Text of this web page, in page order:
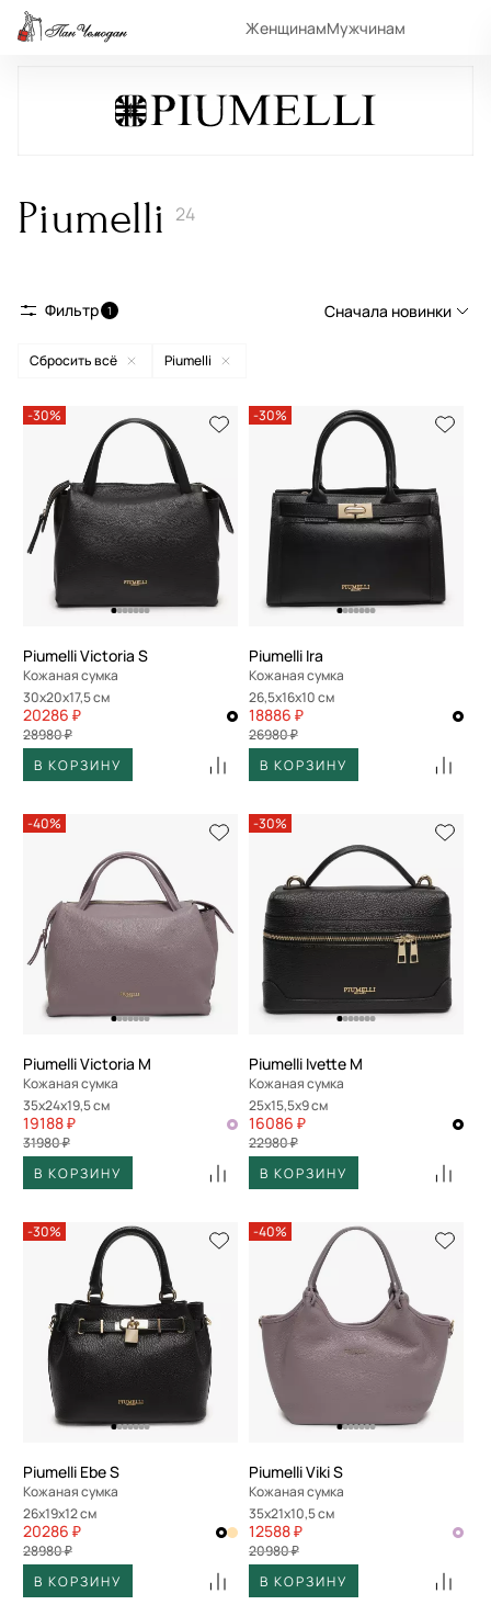
ЖенщинамМужчинам
Piumelli 24
Фильтр 1 Сначала новинки
Сначала популярные
По возрастанию цены
По убыванию цены
По размеру скидки
Сбросить всё Piumelli
-30%
Piumelli Victoria S
Кожаная сумка
30x20x17,5 см
20286 ₽
28980 ₽
В КОРЗИНУ
-30%
Piumelli Ira
Кожаная сумка
26,5x16x10 см
18886 ₽
26980 ₽
В КОРЗИНУ
-40%
Piumelli Victoria M
Кожаная сумка
35x24x19,5 см
19188 ₽
31980 ₽
В КОРЗИНУ
-30%
Piumelli Ivette M
Кожаная сумка
25x15,5x9 см
16086 ₽
22980 ₽
В КОРЗИНУ
-30%
Piumelli Ebe S
Кожаная сумка
26x19x12 см
20286 ₽
28980 ₽
В КОРЗИНУ
-40%
Piumelli Viki S
Кожаная сумка
35x21x10,5 см
12588 ₽
20980 ₽
В КОРЗИНУ